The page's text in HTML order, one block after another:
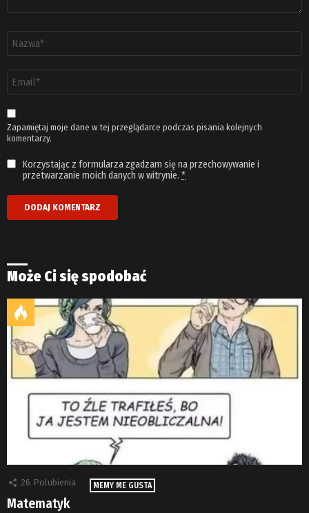
email
*
Zapamiętaj moje dane w tej przeglądarce podczas pisania kolejnych
komentarzy.
Korzystając z formularza zgadzam się na przechowywanie i
przetwarzanie moich danych w witrynie. *
Może Ci się spodobać
26 Polubienia MEMY ME GUSTA
Matematyk